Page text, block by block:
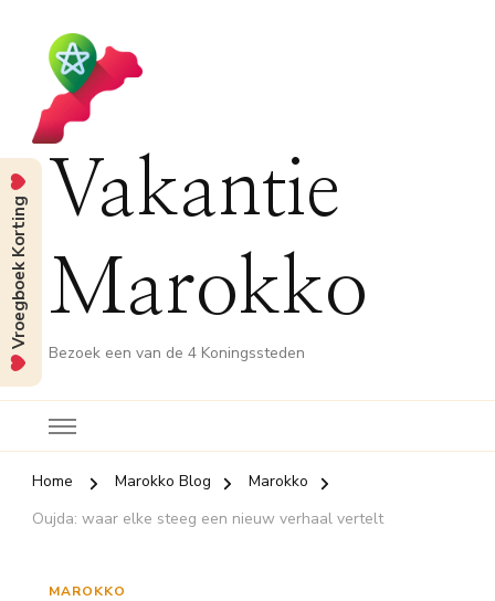
Vakantie
Marokko
Bezoek een van de 4 Koningssteden
Home Marokko Blog
Marokko
Oujda: waar elke steeg een nieuw verhaal vertelt
MAROKKO
Vroegboek Korting